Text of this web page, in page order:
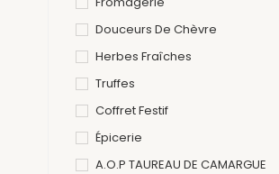
Douceurs De Chèvre
Herbes Fraîches
Truffes
Coffret Festif
Épicerie
A.O.P TAUREAU DE CAMARGUE